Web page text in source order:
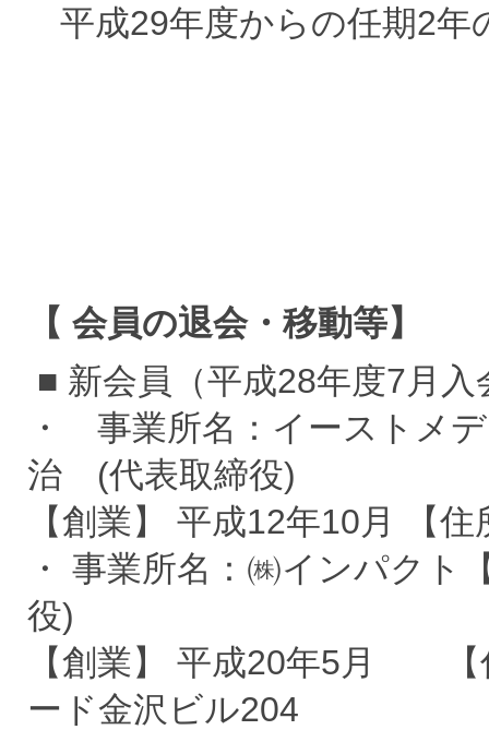
平成29年度からの任期2
【 会員の退会・移動等】
■ 新会員（平成28年度7月入
・ 事業所名：イーストメ
治 (代表取締役)
【創業】 平成12年10月 【
・ 事業所名：㈱インパク
役)
【創業】 平成20年5月 【
ード金沢ビル204